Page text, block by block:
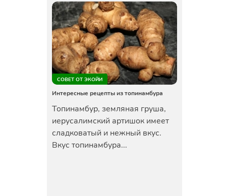
СОВЕТ ОТ ЭКОЙИ
Интересные рецепты из топинамбура
Топинамбур, земляная груша,
иерусалимский артишок имеет
сладковатый и нежный вкус.
Вкус топинамбура...